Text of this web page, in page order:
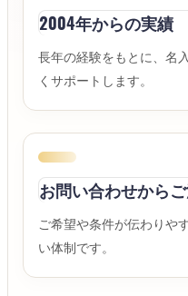
2004年からの実績
長年の経験をもとに、名
くサポートします。
お問い合わせから
ご希望や条件が伝わりや
い体制です。